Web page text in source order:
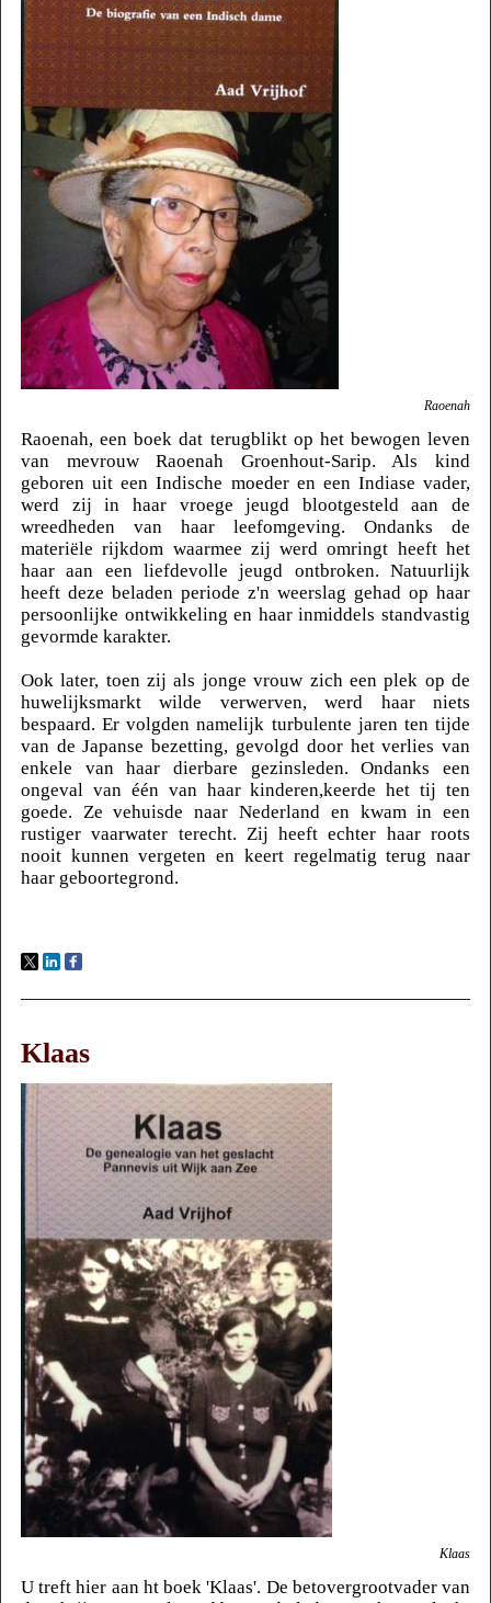
Raoenah
Raoenah, een boek dat terugblikt op het bewogen leven
van mevrouw Raoenah Groenhout-Sarip. Als kind
geboren uit een Indische moeder en een Indiase vader,
werd zij in haar vroege jeugd blootgesteld aan de
wreedheden van haar leefomgeving. Ondanks de
materiële rijkdom waarmee zij werd omringt heeft het
haar aan een liefdevolle jeugd ontbroken. Natuurlijk
heeft deze beladen periode z'n weerslag gehad op haar
persoonlijke ontwikkeling en haar inmiddels standvastig
gevormde karakter.
Ook later, toen zij als jonge vrouw zich een plek op de
huwelijksmarkt wilde verwerven, werd haar niets
bespaard. Er volgden namelijk turbulente jaren ten tijde
van de Japanse bezetting, gevolgd door het verlies van
enkele van haar dierbare gezinsleden. Ondanks een
ongeval van één van haar kinderen,keerde het tij ten
goede. Ze vehuisde naar Nederland en kwam in een
rustiger vaarwater terecht. Zij heeft echter haar roots
nooit kunnen vergeten en keert regelmatig terug naar
haar geboortegrond.
Klaas
Klaas
U treft hier aan ht boek 'Klaas'. De betovergrootvader van